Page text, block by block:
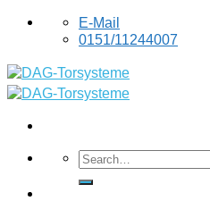
Skip
E-Mail
0151/11244007